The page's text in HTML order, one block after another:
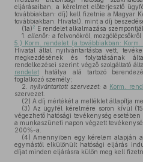
eljárásaiban, a kérelmet előterjesztő
továbbiakban: díj) kell fizetnie a Magyar
továbbiakban: Hivatal), mint a díj
(1a) 2 E rendelet alkalmazása
1.
ellenőr: a felvonókról,
5.) Korm. rendelet (a továbbiakban: Korm.
Hivatal által nyilvántartásba vett,
megkezdésének és folytatásának
rendelkezései szerint végző szolgáltató
rendelet hatálya alá tartozó
foglalkozó személy;
2.
nyilvántartott szervezet: a Korm.
szervezet.
(2) A díj mértékét a melléklet állapítja
(3) Az ügyfél kérelmére soron kívül
végezhető hatósági tevékenység
a munkaszüneti napon végzett
200%-a.
(4) Amennyiben egy kérelem alapján
egymástól elkülönült hatósági eljárás
díjat minden eljárásra külön meg kell